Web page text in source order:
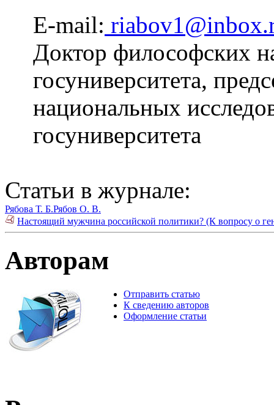
E-mail:
Доктор философских
госуниверситета,
национальных
госуниверситета
Статьи в журнале:
Рябова Т. Б.Рябов О. В.
Настоящий мужчина российской политики? (К вопросу о
Авторам
Отправить статью
К сведению авторов
Оформление статьи